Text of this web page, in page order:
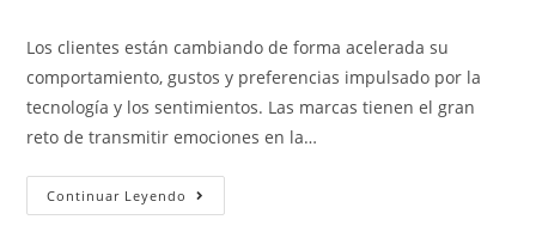
Los clientes están cambiando de forma acelerada su
comportamiento, gustos y preferencias impulsado por la
tecnología y los sentimientos. Las marcas tienen el gran
reto de transmitir emociones en la…
Continuar Leyendo